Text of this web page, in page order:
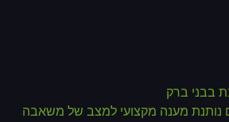
ברק
מענה מקצועי למצב של משאבה